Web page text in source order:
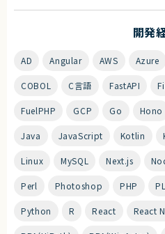
開発
AD Angular AWS Azure
COBOL C言語 FastAPI
FuelPHP GCP Go Hono
Java JavaScript Kotlin
Linux MySQL Next.js
Perl Photoshop PHP
Python R React React